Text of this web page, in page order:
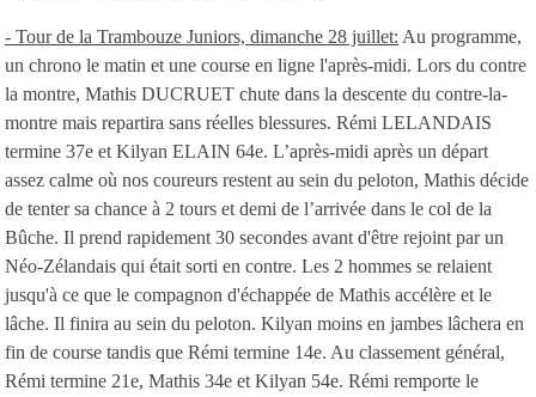
- Tour de la Trambouze Juniors, dimanche 28 juillet: Au programme,
un chrono le matin et une course en ligne l'après-midi. Lors du contre
la montre, Mathis DUCRUET chute dans la descente du contre-la-
montre mais repartira sans réelles blessures. Rémi LELANDAIS
termine 37e et Kilyan ELAIN 64e. L’après-midi après un départ
assez calme où nos coureurs restent au sein du peloton, Mathis décide
de tenter sa chance à 2 tours et demi de l’arrivée dans le col de la
Bûche. Il prend rapidement 30 secondes avant d'être rejoint par un
Néo-Zélandais qui était sorti en contre. Les 2 hommes se relaient
jusqu'à ce que le compagnon d'échappée de Mathis accélère et le
lâche. Il finira au sein du peloton. Kilyan moins en jambes lâchera en
fin de course tandis que Rémi termine 14e. Au classement général,
Rémi termine 21e, Mathis 34e et Kilyan 54e. Rémi remporte le